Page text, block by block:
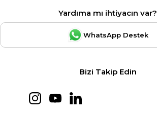
Yardıma mı ihtiyacın var?
WhatsApp Destek
Bizi Takip Edin